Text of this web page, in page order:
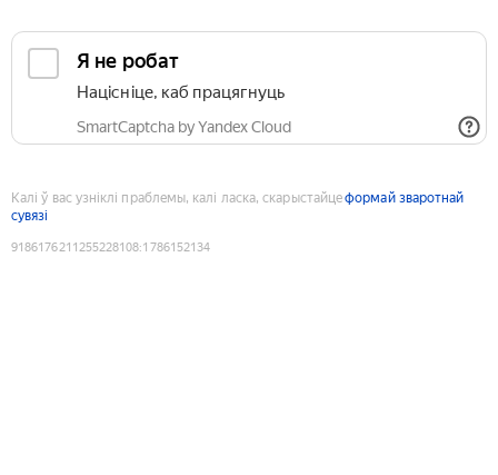
Я не робат
Націсніце, каб працягнуць
SmartCaptcha by Yandex Cloud
Калі ў вас узніклі праблемы, калі ласка, скарыстайцеформай зваротнай
сувязі
9186176211255228108:1786152134